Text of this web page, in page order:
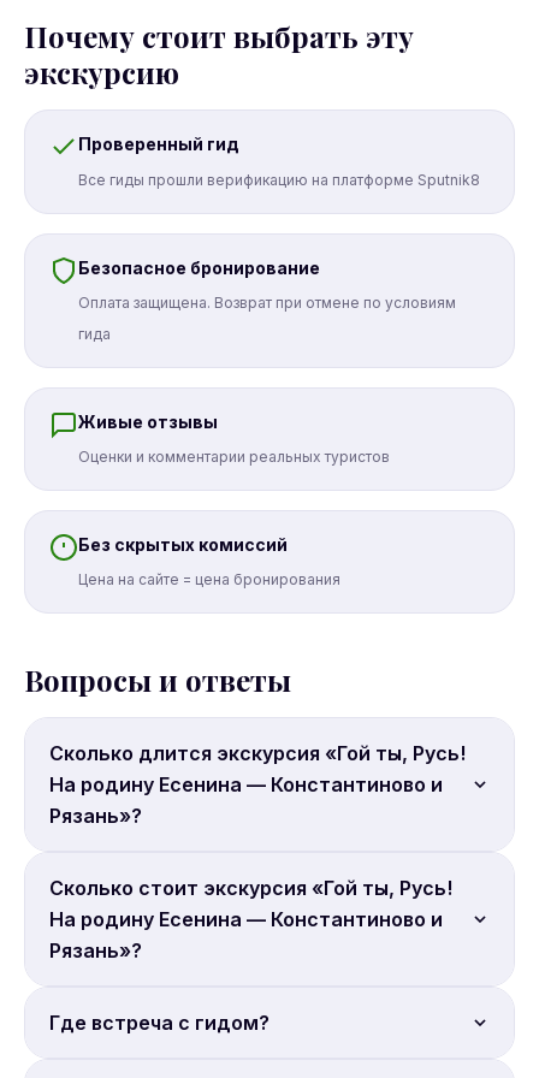
Почему стоит выбрать эту
экскурсию
Проверенный гид
Все гиды прошли верификацию на платформе Sputnik8
Безопасное бронирование
Оплата защищена. Возврат при отмене по условиям
гида
Живые отзывы
Оценки и комментарии реальных туристов
Без скрытых комиссий
Цена на сайте = цена бронирования
Вопросы и ответы
Сколько длится экскурсия «Гой ты, Русь!
На родину Есенина — Константиново и
Рязань»?
Продолжительность: 14 часов.
Сколько стоит экскурсия «Гой ты, Русь!
На родину Есенина — Константиново и
Рязань»?
Цена от 5 280 руб. с человека. Бронируйте онлайн.
Где встреча с гидом?